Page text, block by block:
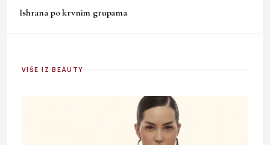
Ishrana po krvnim grupama
VIŠE IZ BEAUTY